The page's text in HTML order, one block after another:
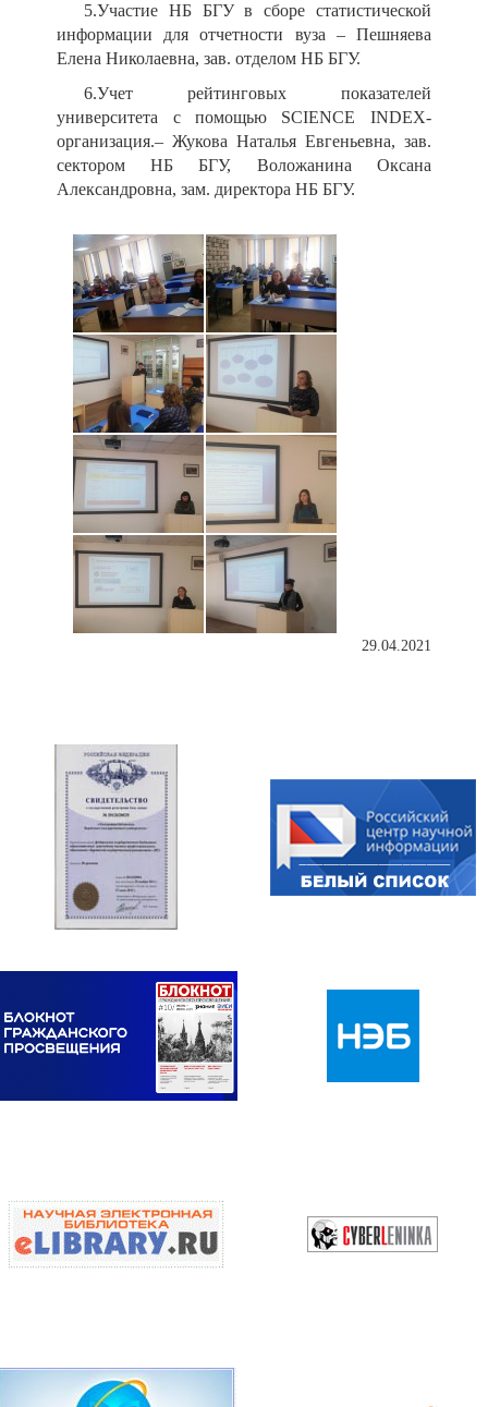
5.Участие НБ БГУ в сборе статистической
информации для отчетности вуза – Пешняева
Елена Николаевна, зав. отделом НБ БГУ.
6.Учет рейтинговых показателей
университета с помощью SCIENCE INDEX-
организация.– Жукова Наталья Евгеньевна, зав.
сектором НБ БГУ, Воложанина Оксана
Александровна, зам. директора НБ БГУ.
29.04.2021